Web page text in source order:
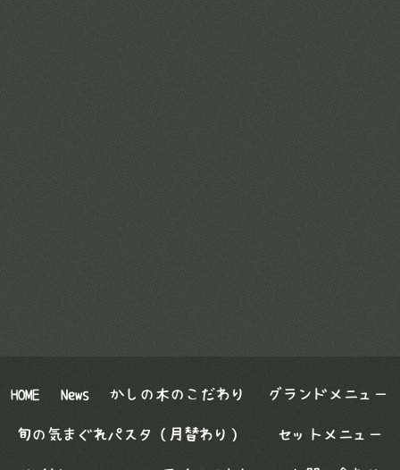
HOME News かしの木のこだわり グランドメニュー
旬の気まぐれパスタ（月替わり） セットメニュー